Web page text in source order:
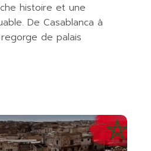
histoire et une
De Casablanca à
de palais